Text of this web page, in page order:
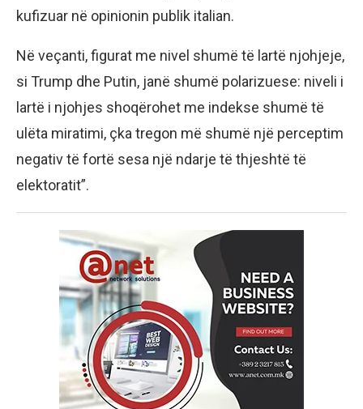
kufizuar në opinionin publik italian.
Në veçanti, figurat me nivel shumë të lartë njohjeje,
si Trump dhe Putin, janë shumë polarizuese: niveli i
lartë i njohjes shoqërohet me indekse shumë të
ulëta miratimi, çka tregon më shumë një perceptim
negativ të fortë sesa një ndarje të thjeshtë të
elektoratit”.